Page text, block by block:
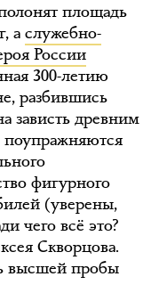
площадь
а служебно-
России
300-летию
разбившись
зависть древним
поупражняются
фигурного
(уверены,
чего всё это?
Скворцова.
высшей пробы